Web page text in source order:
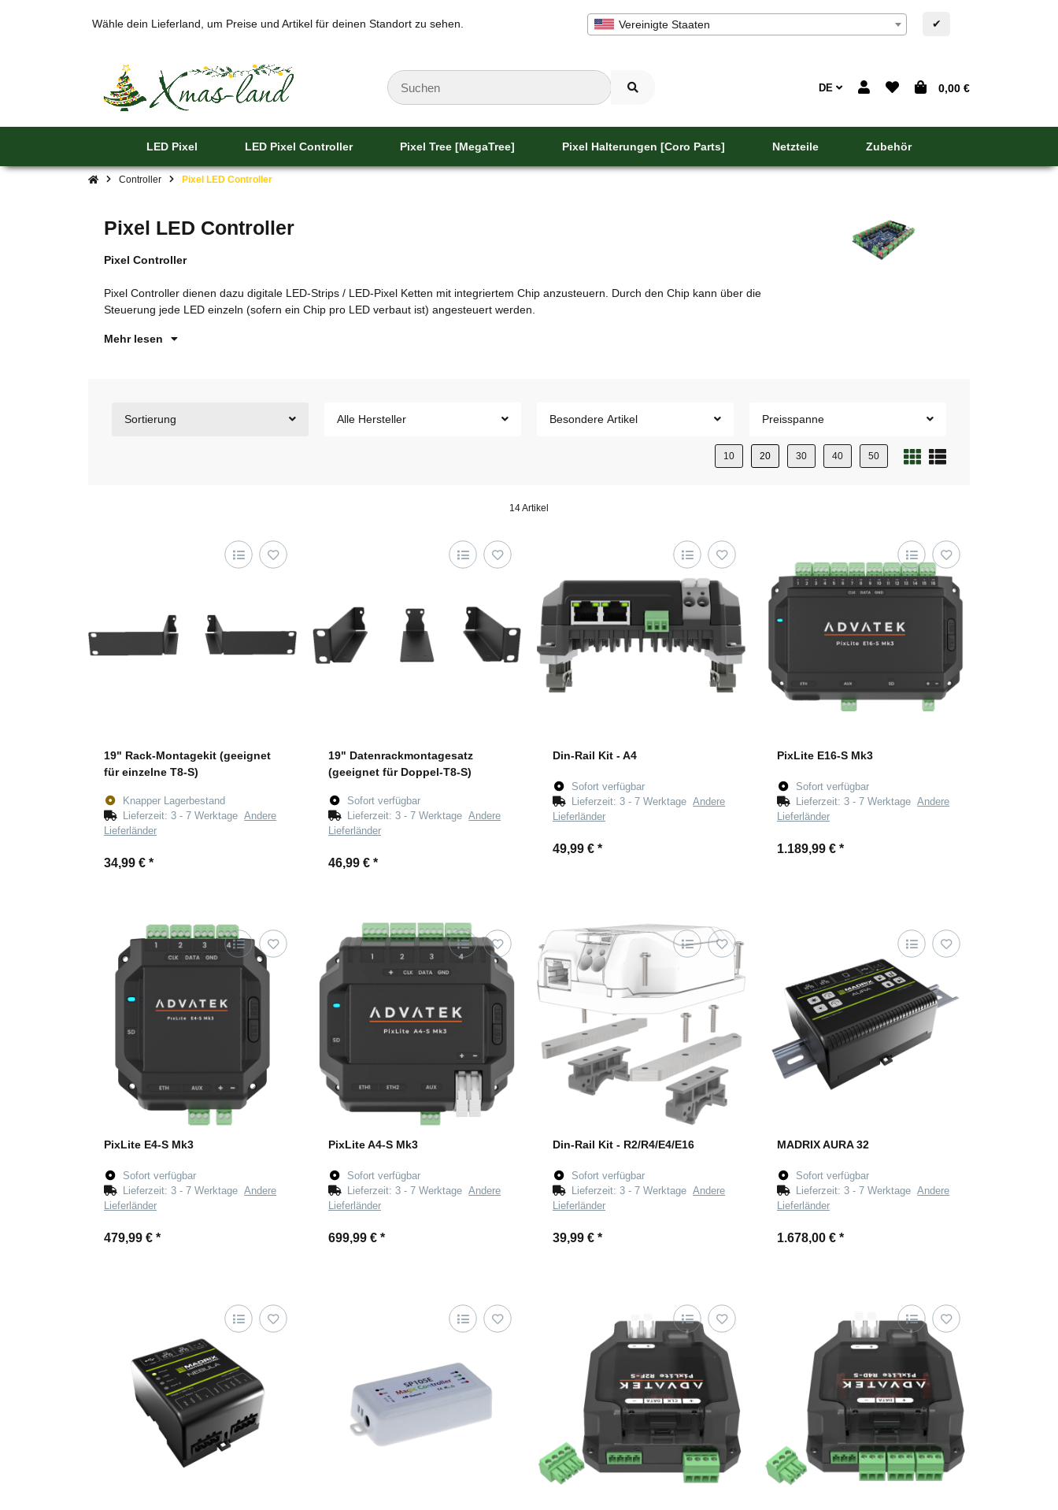
Wähle dein Lieferland, um Preise und Artikel für deinen Standort zu sehen. Vereinigte Staaten ✔
DE 0,00 €
LED Pixel LED Pixel Controller Pixel Tree [MegaTree] Pixel Halterungen [Coro Parts] Netzteile Zubehör
Controller Pixel LED Controller
Pixel LED Controller
Pixel Controller
Pixel Controller dienen dazu digitale LED-Strips / LED-Pixel Ketten mit integriertem Chip anzusteuern. Durch den Chip kann über die
Steuerung jede LED einzeln (sofern ein Chip pro LED verbaut ist) angesteuert werden.
Dies kann durch Standalone Player oder
Mehr lesen
Sortierung Alle Hersteller Besondere Artikel Preisspanne
10 20 30 40 50
14 Artikel
19" Rack-Montagekit (geeignet
für einzelne T8-S)
Knapper Lagerbestand
Lieferzeit:3 - 7 WerktageAndere
Lieferländer
34,99 € *
19" Datenrackmontagesatz
(geeignet für Doppel-T8-S)
Sofort verfügbar
Lieferzeit:3 - 7 WerktageAndere
Lieferländer
46,99 € *
Din-Rail Kit - A4
Sofort verfügbar
Lieferzeit:3 - 7 WerktageAndere
Lieferländer
49,99 € *
PixLite E16-S Mk3
Sofort verfügbar
Lieferzeit:3 - 7 WerktageAndere
Lieferländer
1.189,99 € *
PixLite E4-S Mk3
Sofort verfügbar
Lieferzeit:3 - 7 WerktageAndere
Lieferländer
479,99 € *
PixLite A4-S Mk3
Sofort verfügbar
Lieferzeit:3 - 7 WerktageAndere
Lieferländer
699,99 € *
Din-Rail Kit - R2/R4/E4/E16
Sofort verfügbar
Lieferzeit:3 - 7 WerktageAndere
Lieferländer
39,99 € *
MADRIX AURA 32
Sofort verfügbar
Lieferzeit:3 - 7 WerktageAndere
Lieferländer
1.678,00 € *